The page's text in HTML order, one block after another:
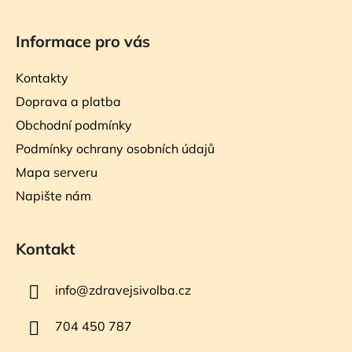
Informace pro vás
Kontakty
Doprava a platba
Obchodní podmínky
Podmínky ochrany osobních údajů
Mapa serveru
Napište nám
Kontakt
info@zdravejsivolba.cz
704 450 787